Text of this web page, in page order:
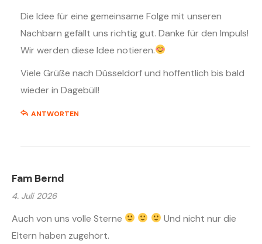
Die Idee für eine gemeinsame Folge mit unseren
Nachbarn gefällt uns richtig gut. Danke für den Impuls!
Wir werden diese Idee notieren.
Viele Grüße nach Düsseldorf und hoffentlich bis bald
wieder in Dagebüll!
ANTWORTEN
Fam Bernd
4. Juli 2026
Auch von uns volle Sterne
Und nicht nur die
Eltern haben zugehört.